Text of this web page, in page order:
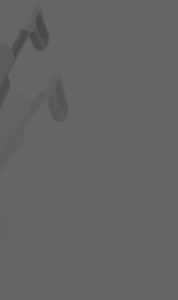
non solo
asciuga
Sia le
funzione
con
e le aree
regalando